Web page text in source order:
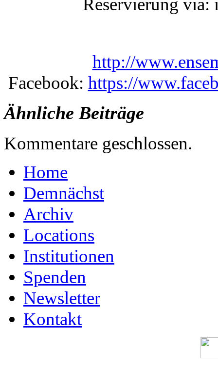
http://
Facebook: https://
Ähnliche Beiträge
Kommentare geschlossen.
Home
Demnächst
Archiv
Locations
Institutionen
Spenden
Newsletter
Kontakt